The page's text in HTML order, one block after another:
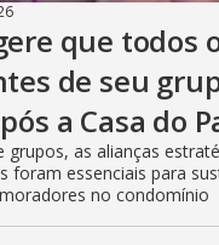
que todos
de seu
a Casa do
grupos, as alianças
foram essenciais para
no condomínio